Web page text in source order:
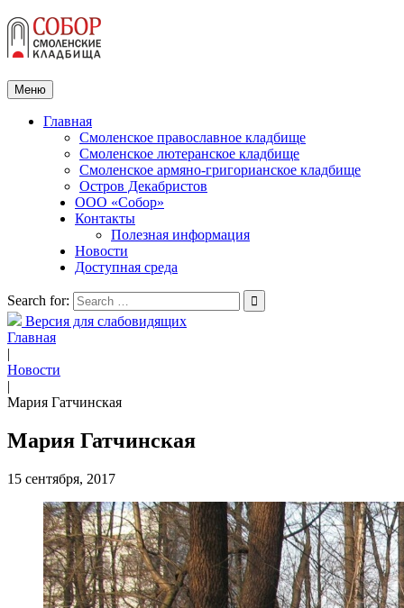
Меню
Главная
Смоленское православное кладбище
Смоленское лютеранское кладбище
Смоленское армяно-григорианское кладбище
Остров Декабристов
ООО «Собор»
Контакты
Полезная информация
Новости
Доступная среда
Search for:
Версия для слабовидящих
Главная
|
Новости
|
Мария Гатчинская
Мария Гатчинская
15 сентября, 2017